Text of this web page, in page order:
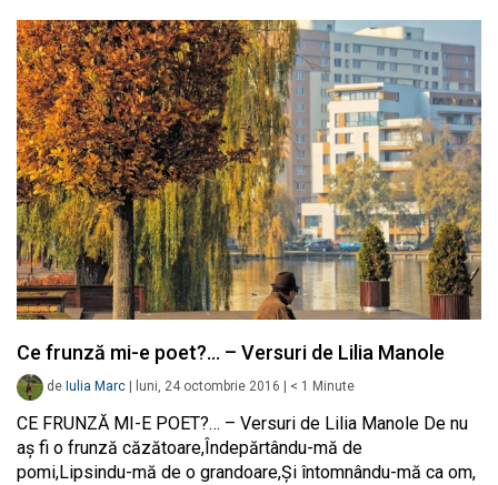
Ce frunză mi-e poet?… – Versuri de Lilia Manole
de Iulia Marc luni, 24 octombrie 2016 < 1 Minute
CE FRUNZĂ MI-E POET?… – Versuri de Lilia Manole De nu
aş fi o frunză căzătoare,Îndepărtându-mă de
pomi,Lipsindu-mă de o grandoare,Şi întomnându-mă ca om,